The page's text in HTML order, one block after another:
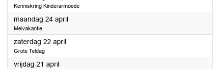
Kenniskring Kinderarmoede
maandag 24 april2023
Meivakantie
zaterdag 22 april2023
Grote Teldag
vrijdag 21 april2023